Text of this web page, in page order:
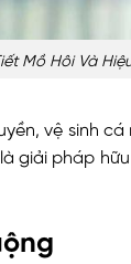
Mồ Hôi Và
vệ sinh cá
giải pháp